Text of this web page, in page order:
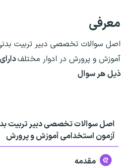
معرفی
اصل سوالات تخصصی دبیر تربیت
آموزش و پرورش در ادوار مختلف
ذیل هر سوال
اصل سوالات تخصصی دبیر تربیت
آزمون استخدامی آموزش و پرورش
مقدمه